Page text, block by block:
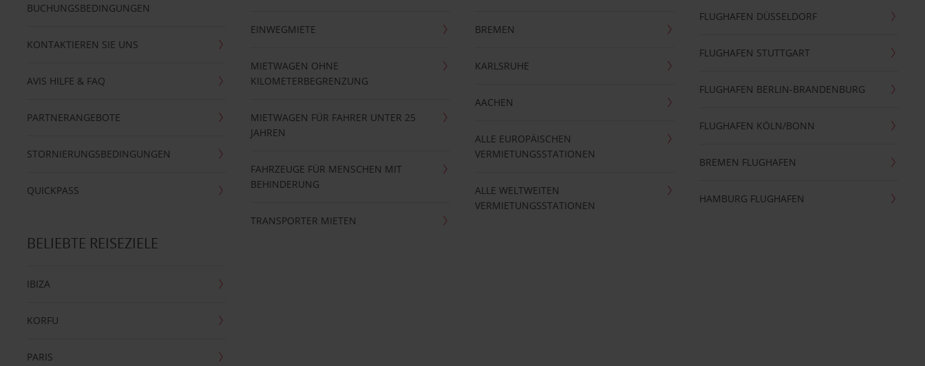
BUCHUNGSBEDINGUNGEN
KONTAKTIEREN SIE UNS
AVIS HILFE & FAQ
PARTNERANGEBOTE
STORNIERUNGSBEDINGUNGEN
QUICKPASS
EINWEGMIETE
MIETWAGEN OHNE
KILOMETERBEGRENZUNG
MIETWAGEN FÜR FAHRER UNTER 25
JAHREN
FAHRZEUGE FÜR MENSCHEN MIT
BEHINDERUNG
TRANSPORTER MIETEN
BREMEN
KARLSRUHE
AACHEN
ALLE EUROPÄISCHEN
VERMIETUNGSSTATIONEN
ALLE WELTWEITEN
VERMIETUNGSSTATIONEN
FLUGHAFEN DÜSSELDORF
FLUGHAFEN STUTTGART
FLUGHAFEN BERLIN-BRANDENBURG
FLUGHAFEN KÖLN/BONN
BREMEN FLUGHAFEN
HAMBURG FLUGHAFEN
BELIEBTE REISEZIELE
IBIZA
KORFU
PARIS